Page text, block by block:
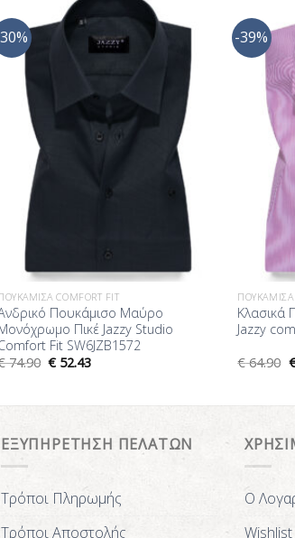
Επιθυμίας
COMFORT FIT
Πουκάμισο Μαύρο
Πικέ Jazzy Studio
Fit SW6JZB1572
74.90 €52.43
-39%
ΠΟΥΚΆΜΙΣΑ
Κλασικά
Jazzy
€64.90
ΕΞΥΠΗΡΕΤΗΣΗ ΠΕΛΑΤΩΝ
Τρόποι Πληρωμής
Τρόποι Αποστολής
Ο
Wishlist